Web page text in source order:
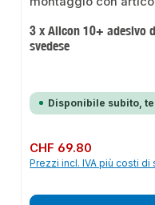
3 x Allcon 10+ adesivo
svedese
Disponibile subito,
Prezzo normale:
CHF 69.80
Prezzi incl. IVA più costi